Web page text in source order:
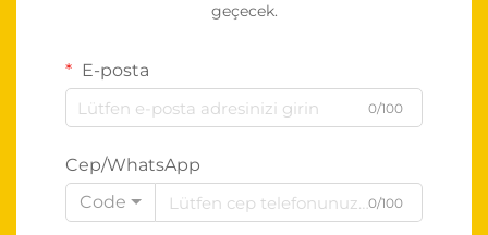
geçecek.
E-posta
0/100
Cep/WhatsApp
Code
0/100